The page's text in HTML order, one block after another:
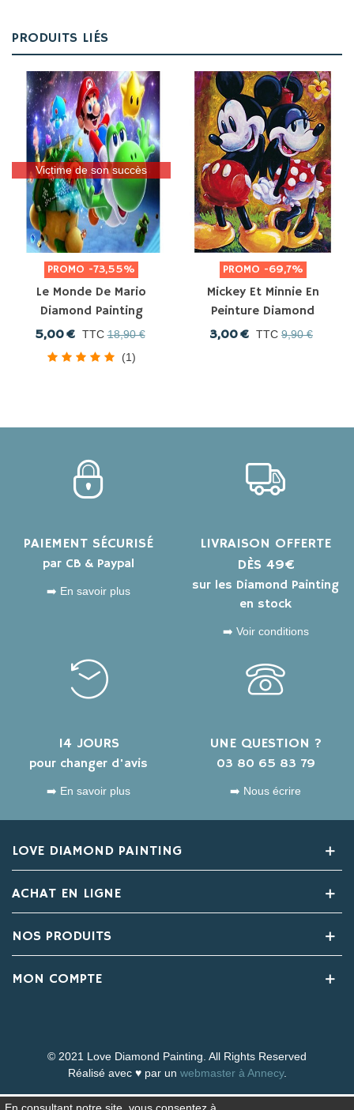
PRODUITS LIÉS
Victime de son succès
PROMO -73,55%
Le Monde De Mario
Diamond Painting
5,00 € TTC 18,90 €
(1)
PROMO -69,7%
Mickey Et Minnie En
Peinture Diamond
Painting
3,00 € TTC 9,90 €
PAIEMENT SÉCURISÉ
par CB & Paypal
➡️ En savoir plus
LIVRAISON OFFERTE
DÈS 49€
sur les Diamond Painting
en stock
➡️ Voir conditions
14 JOURS
pour changer d'avis
➡️ En savoir plus
UNE QUESTION ?
03 80 65 83 79
➡️ Nous écrire
LOVE DIAMOND PAINTING
ACHAT EN LIGNE
NOS PRODUITS
MON COMPTE
© 2021 Love Diamond Painting. All Rights Reserved
Réalisé avec ♥ par un webmaster à Annecy.